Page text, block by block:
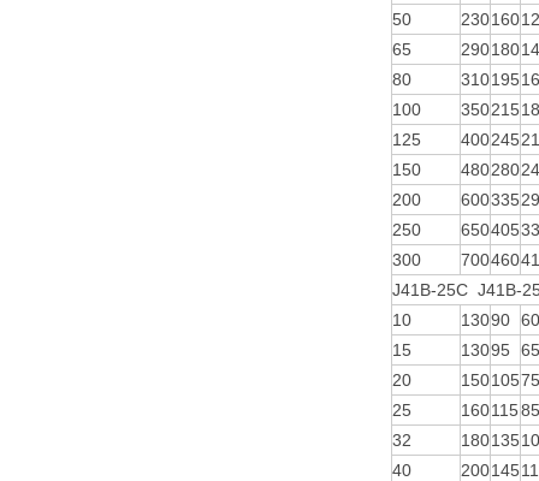
50
230160
65
290180
80
310195
100
350215
125
400245
150
480280
200
600335
250
650405
300
700460
J41B-25C J41B-
10
13090 60
15
13095 65
20
15010575
25
16011585
32
180135
40
200145